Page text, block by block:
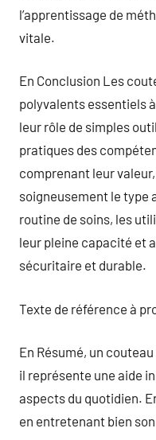
l’apprentissage de
vitale.
En Conclusion Les
polyvalents essentiels
leur rôle de simples
pratiques des
comprenant leur
soigneusement le type
routine de soins, les
leur pleine capacité et
sécuritaire et durable.
Texte de référence à
En Résumé, un
il représente une aide
aspects du quotidien.
en entretenant bien